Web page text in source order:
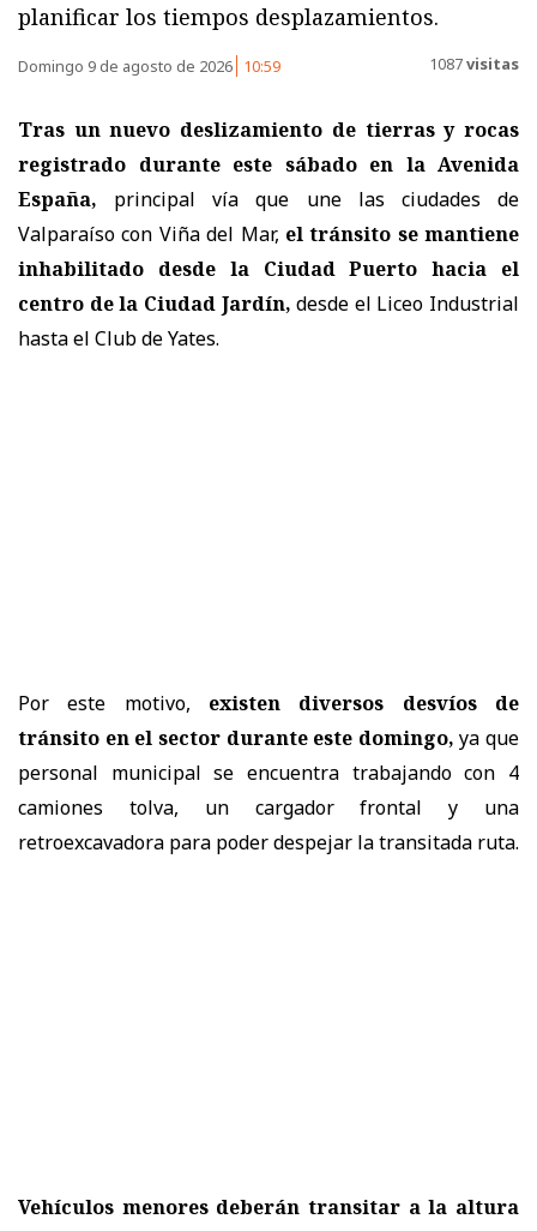
planificar los tiempos desplazamientos.
Domingo 9 de agosto de 2026 10:59 1087visitas
Tras un nuevo deslizamiento de tierras y rocas
registrado durante este sábado en la Avenida
España, principal vía que une las ciudades de
Valparaíso con Viña del Mar, el tránsito se mantiene
inhabilitado desde la Ciudad Puerto hacia el
centro de la Ciudad Jardín, desde el Liceo Industrial
hasta el Club de Yates.
Por este motivo, existen diversos desvíos de
tránsito en el sector durante este domingo, ya que
personal municipal se encuentra trabajando con 4
camiones tolva, un cargador frontal y una
retroexcavadora para poder despejar la transitada ruta.
Vehículos menores deberán transitar a la altura